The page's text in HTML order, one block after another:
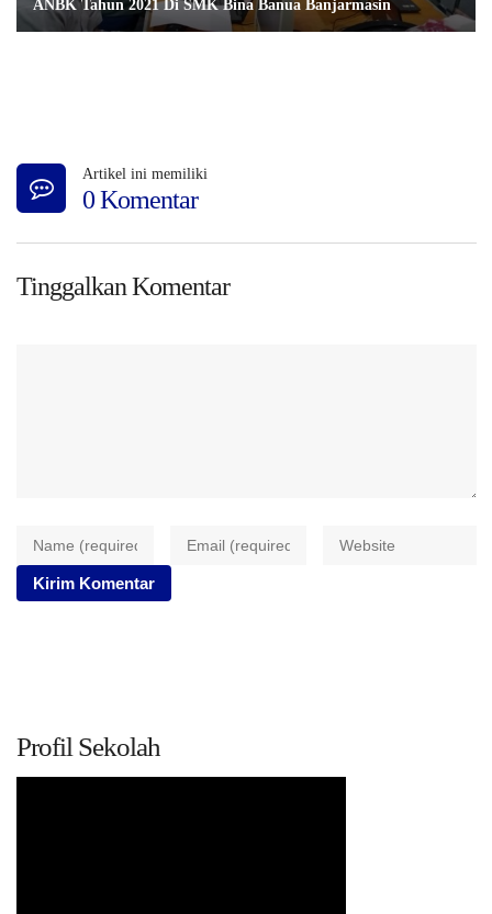
ANBK Tahun 2021 Di SMK Bina Banua Banjarmasin
Artikel ini memiliki
0 Komentar
Tinggalkan Komentar
Profil Sekolah